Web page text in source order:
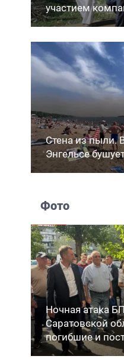
участием
Стена из пыли.
Энгельсе
Фото
Ночная атака
Саратовской
погибшие и